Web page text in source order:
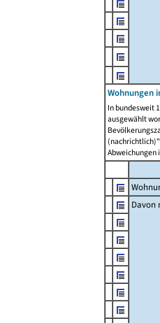
Wohnungen
In bundesweit
ausgewählt
Abweichungen
Davon